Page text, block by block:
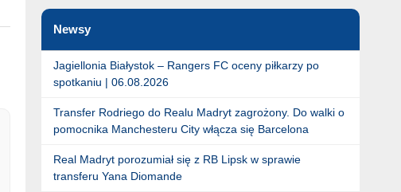
Newsy
Jagiellonia Białystok – Rangers FC oceny piłkarzy po
spotkaniu | 06.08.2026
Transfer Rodriego do Realu Madryt zagrożony. Do walki o
pomocnika Manchesteru City włącza się Barcelona
Real Madryt porozumiał się z RB Lipsk w sprawie
transferu Yana Diomande